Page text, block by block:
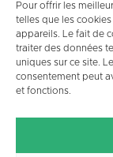
Pour offrir les
telles que les
appareils. Le fait de
traiter des données
uniques sur ce site.
consentement peut
et fonctions.